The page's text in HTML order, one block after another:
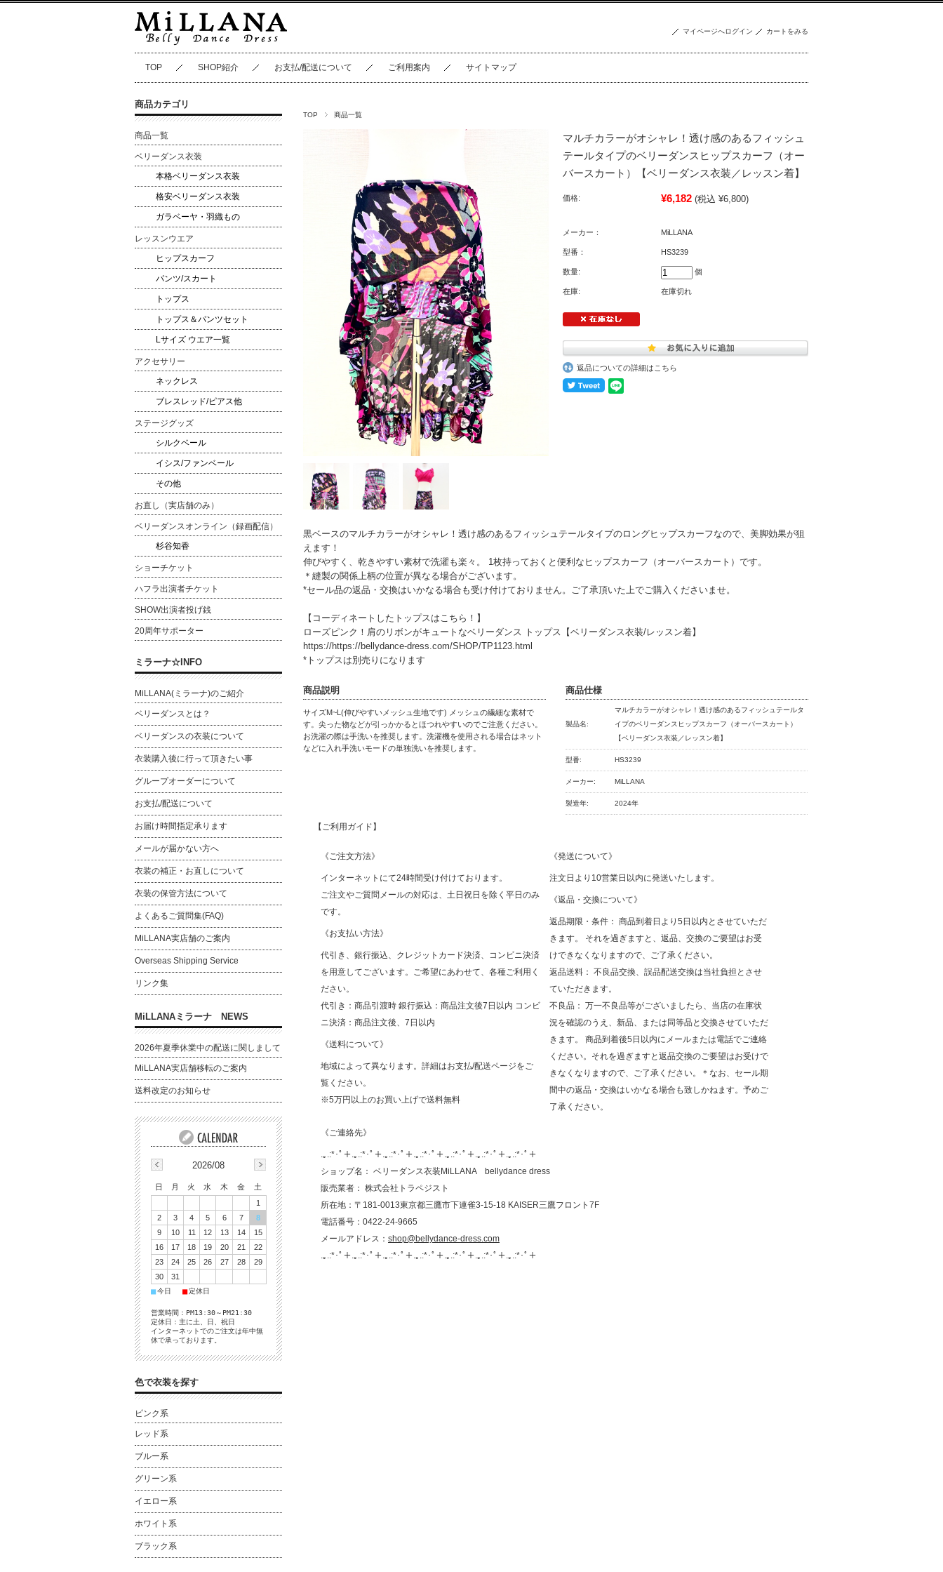
マイページへログイン カートをみる
TOP SHOP紹介 お支払/配送について ご利用案内 サイトマップ
TOP 商品一覧
マルチカラーがオシャレ！透け感のあるフィッシュ
テールタイプのベリーダンスヒップスカーフ（オー
バースカート）【ベリーダンス衣装／レッスン着】
価格: ¥6,182 (税込 ¥6,800)
メーカー： MiLLANA
型番： HS3239
数量: 個
在庫: 在庫切れ
返品についての詳細はこちら
黒ベースのマルチカラーがオシャレ！透け感のあるフィッシュテールタイプのロングヒップスカーフなので、美脚効果が狙
えます！
伸びやすく、乾きやすい素材で洗濯も楽々。 1枚持っておくと便利なヒップスカーフ（オーバースカート）です。
＊縫製の関係上柄の位置が異なる場合がございます。
*セール品の返品・交換はいかなる場合も受け付けておりません。ご了承頂いた上でご購入くださいませ。
【コーディネートしたトップスはこちら！】
ローズピンク！肩のリボンがキュートなベリーダンス トップス【ベリーダンス衣装/レッスン着】
https://https://bellydance-dress.com/SHOP/TP1123.html
*トップスは別売りになります
商品説明
サイズM~L(伸びやすいメッシュ生地です) メッシュの繊細な素材で
す。尖った物などが引っかかるとほつれやすいのでご注意ください。
お洗濯の際は手洗いを推奨します。洗濯機を使用される場合はネット
などに入れ手洗いモードの単独洗いを推奨します。
商品仕様
製品名:
マルチカラーがオシャレ！透け感のあるフィッシュテールタ
イプのベリーダンスヒップスカーフ（オーバースカート）
【ベリーダンス衣装／レッスン着】
型番: HS3239
メーカー: MiLLANA
製造年: 2024年
【ご利用ガイド】
《ご注文方法》
インターネットにて24時間受け付けております。
ご注文やご質問メールの対応は、土日祝日を除く平日のみ
です。
《お支払い方法》
代引き、銀行振込、クレジットカード決済、コンビニ決済
を用意してございます。ご希望にあわせて、各種ご利用く
ださい。
代引き：商品引渡時 銀行振込：商品注文後7日以内 コンビ
ニ決済：商品注文後、7日以内
《送料について》
地域によって異なります。詳細はお支払/配送ページをご
覧ください。
※5万円以上のお買い上げで送料無料
《発送について》
注文日より10営業日以内に発送いたします。
《返品・交換について》
返品期限・条件： 商品到着日より5日以内とさせていただ
きます。 それを過ぎますと、返品、交換のご要望はお受
けできなくなりますので、ご了承ください。
返品送料： 不良品交換、誤品配送交換は当社負担とさせ
ていただきます。
不良品： 万一不良品等がございましたら、当店の在庫状
況を確認のうえ、新品、または同等品と交換させていただ
きます。 商品到着後5日以内にメールまたは電話でご連絡
ください。それを過ぎますと返品交換のご要望はお受けで
きなくなりますので、ご了承ください。＊なお、セール期
間中の返品・交換はいかなる場合も致しかねます。予めご
了承ください。
《ご連絡先》
.｡.:*･ﾟ＋.｡.:*･ﾟ＋.｡.:*･ﾟ＋.｡.:*･ﾟ＋.｡.:*･ﾟ＋.｡.:*･ﾟ＋.｡.:*･ﾟ＋
ショップ名： ベリーダンス衣装MiLLANA bellydance dress
販売業者： 株式会社トラペジスト
所在地：〒181-0013東京都三鷹市下連雀3-15-18 KAISER三鷹フロント7F
電話番号：0422-24-9665
メールアドレス： shop@bellydance-dress.com
.｡.:*･ﾟ＋.｡.:*･ﾟ＋.｡.:*･ﾟ＋.｡.:*･ﾟ＋.｡.:*･ﾟ＋.｡.:*･ﾟ＋.｡.:*･ﾟ＋
商品カテゴリ
商品一覧
ベリーダンス衣装
本格ベリーダンス衣装
格安ベリーダンス衣装
ガラベーヤ・羽織もの
レッスンウエア
ヒップスカーフ
パンツ/スカート
トップス
トップス＆パンツセット
Lサイズ ウエア一覧
アクセサリー
ネックレス
ブレスレッド/ピアス他
ステージグッズ
シルクベール
イシス/ファンベール
その他
お直し（実店舗のみ）
ベリーダンスオンライン（録画配信）
杉谷知香
ショーチケット
ハフラ出演者チケット
SHOW出演者投げ銭
20周年サポーター
ミラーナ☆INFO
MiLLANA(ミラーナ)のご紹介
ベリーダンスとは？
ベリーダンスの衣装について
衣装購入後に行って頂きたい事
グループオーダーについて
お支払/配送について
お届け時間指定承ります
メールが届かない方へ
衣装の補正・お直しについて
衣装の保管方法について
よくあるご質問集(FAQ)
MiLLANA実店舗のご案内
Overseas Shipping Service
リンク集
MiLLANAミラーナ NEWS
2026年夏季休業中の配送に関しまして
MiLLANA実店舗移転のご案内
送料改定のお知らせ
2026/08
日 月 火 水 木 金
土
1
2
3 4 5 6 7
8
9
10 11 12 13 14
15
16
17 18 19 20 21
22
23
24 25 26 27 28
29
30
31
■今日 ■定休日
営業時間：PM13:30～PM21:30
定休日：主に土、日、祝日
インターネットでのご注文は年中無
休で承っております。
色で衣装を探す
ピンク系
レッド系
ブルー系
グリーン系
イエロー系
ホワイト系
ブラック系